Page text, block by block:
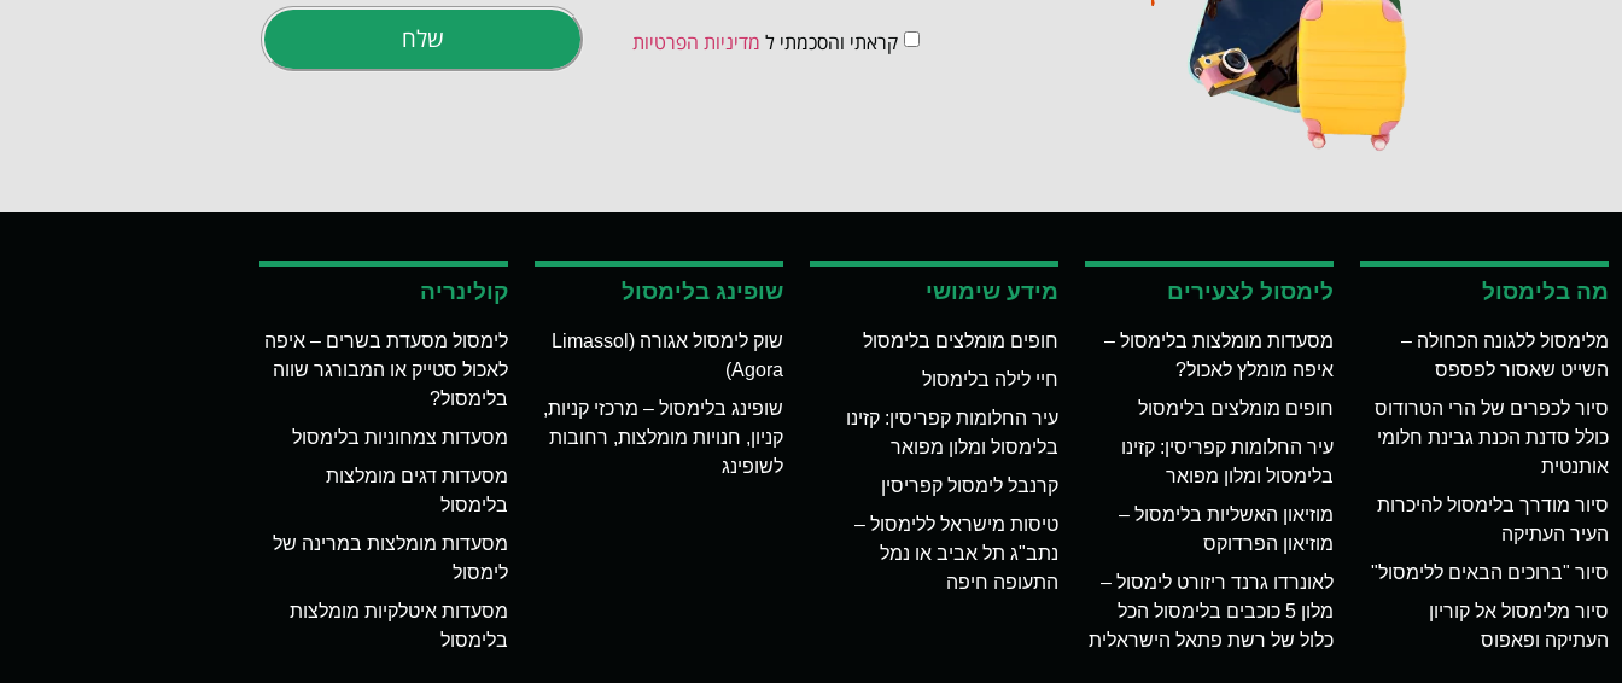
קראתי והסכמתי ל מדיניות הפרטיות שלח
מה בלימסול
מלימסול ללגונה הכחולה –
השייט שאסור לפספס
סיור לכפרים של הרי הטרודוס
כולל סדנת הכנת גבינת חלומי
אותנטית
סיור מודרך בלימסול להיכרות
העיר העתיקה
סיור "ברוכים הבאים ללימסול"
סיור מלימסול אל קוריון
העתיקה ופאפוס
לימסול לצעירים
מסעדות מומלצות בלימסול –
איפה מומלץ לאכול?
חופים מומלצים בלימסול
עיר החלומות קפריסין: קזינו
בלימסול ומלון מפואר
מוזיאון האשליות בלימסול –
מוזיאון הפרדוקס
לאונרדו גרנד ריזורט לימסול –
מלון 5 כוכבים בלימסול הכל
כלול של רשת פתאל הישראלית
מידע שימושי
חופים מומלצים בלימסול
חיי לילה בלימסול
עיר החלומות קפריסין: קזינו
בלימסול ומלון מפואר
קרנבל לימסול קפריסין
טיסות מישראל ללימסול –
נתב"ג תל אביב או נמל
התעופה חיפה
שופינג בלימסול
שוק לימסול אגורה (Limassol
Agora)
שופינג בלימסול – מרכזי קניות,
קניון, חנויות מומלצות, רחובות
לשופינג
קולינריה
לימסול מסעדת בשרים – איפה
לאכול סטייק או המבורגר שווה
בלימסול?
מסעדות צמחוניות בלימסול
מסעדות דגים מומלצות
בלימסול
מסעדות מומלצות במרינה של
לימסול
מסעדות איטלקיות מומלצות
בלימסול